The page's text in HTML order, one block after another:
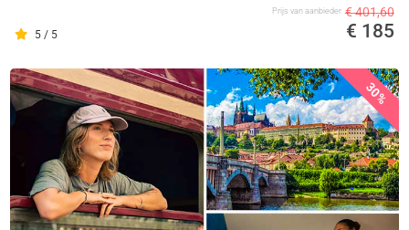
5 / 5
Prijs van aanbieder € 401,60
€ 185
30%